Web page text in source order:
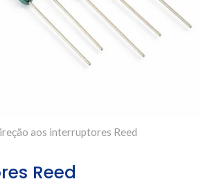
aos interruptores Reed
Reed